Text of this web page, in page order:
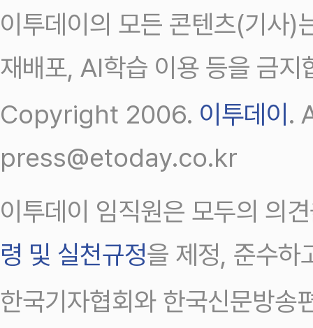
이투데이의 모든 콘텐츠(기사)
재배포, AI학습 이용 등을 금지
Copyright 2006. 이투데이.
press@etoday.co.kr
이투데이 임직원은 모두의 의
령 및 실천규정을 제정, 준수하
한국기자협회와 한국신문방송